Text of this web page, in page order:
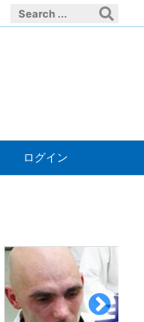
ログイン